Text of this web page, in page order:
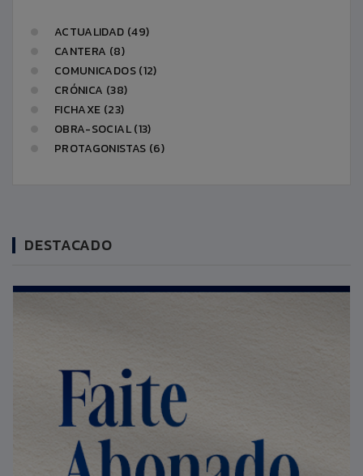
ACTUALIDAD (49)
CANTERA (8)
COMUNICADOS (12)
CRÓNICA (38)
FICHAXE (23)
OBRA-SOCIAL (13)
PROTAGONISTAS (6)
DESTACADO